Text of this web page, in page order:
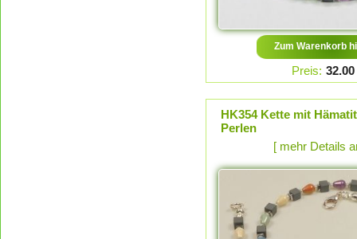
Zum Warenkorb
Preis: 32.00
HK354 Kette mit
Perlen
[ mehr Details